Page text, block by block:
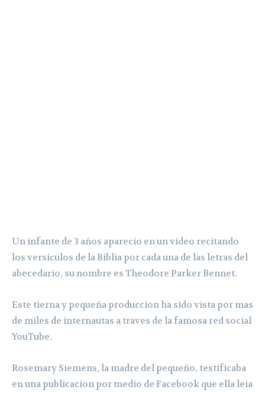
Un infante de 3 años aparecio en un video recitando
los versiculos de la Biblia por cada una de las letras del
abecedario, su nombre es Theodore Parker Bennet.
Este tierna y pequeña produccion ha sido vista por mas
de miles de internautas a traves de la famosa red social
YouTube.
Rosemary Siemens, la madre del pequeño, testificaba
en una publicacion por medio de Facebook que ella leia